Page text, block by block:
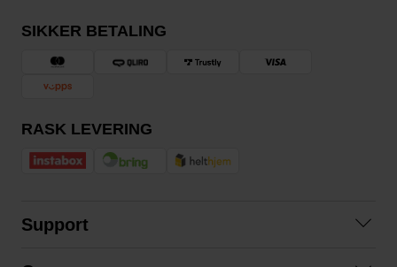
SIKKER BETALING
RASK LEVERING
Support